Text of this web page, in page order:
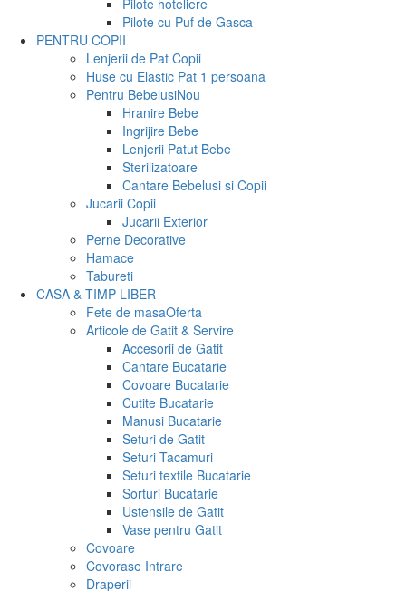
Pilote hoteliere
Pilote cu Puf de Gasca
PENTRU COPII
Lenjerii de Pat Copii
Huse cu Elastic Pat 1 persoana
Pentru BebelusiNou
Hranire Bebe
Ingrijire Bebe
Lenjerii Patut Bebe
Sterilizatoare
Cantare Bebelusi si Copii
Jucarii Copii
Jucarii Exterior
Perne Decorative
Hamace
Tabureti
CASA & TIMP LIBER
Fete de masaOferta
Articole de Gatit & Servire
Accesorii de Gatit
Cantare Bucatarie
Covoare Bucatarie
Cutite Bucatarie
Manusi Bucatarie
Seturi de Gatit
Seturi Tacamuri
Seturi textile Bucatarie
Sorturi Bucatarie
Ustensile de Gatit
Vase pentru Gatit
Covoare
Covorase Intrare
Draperii